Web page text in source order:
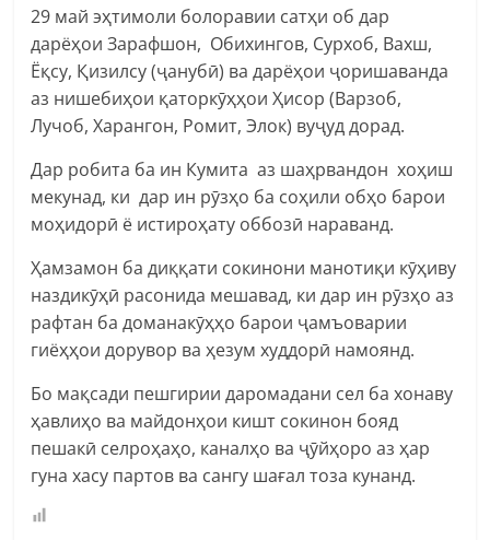
29 май эҳтимоли болоравии сатҳи об дар
дарёҳои Зарафшон, Обихингов, Сурхоб, Вахш,
Ёқсу, Қизилсу (ҷанубӣ) ва дарёҳои ҷоришаванда
аз нишебиҳои қаторкӯҳҳои Ҳисор (Варзоб,
Лучоб, Харангон, Ромит, Элок) вуҷуд дорад.
Дар робита ба ин Кумита аз шаҳрвандон хоҳиш
мекунад, ки дар ин рӯзҳо ба соҳили обҳо барои
моҳидорӣ ё истироҳату оббозӣ нараванд.
Ҳамзамон ба диққати сокинони манотиқи кӯҳиву
наздикӯҳӣ расонида мешавад, ки дар ин рӯзҳо аз
рафтан ба доманакӯҳҳо барои ҷамъоварии
гиёҳҳои дорувор ва ҳезум худдорӣ намоянд.
Бо мақсади пешгирии даромадани сел ба хонаву
ҳавлиҳо ва майдонҳои кишт сокинон бояд
пешакӣ селроҳаҳо, каналҳо ва ҷӯйҳоро аз ҳар
гуна хасу партов ва сангу шағал тоза кунанд.